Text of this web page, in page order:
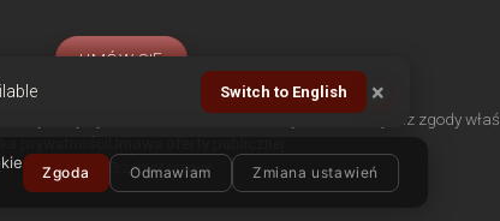
Zgoda Odmawiam Zmiana ustawień
UMÓW SIĘ
Biura międzynarodowe Kontakt
materiałów ze strony internetowej bez zgody
prywatności
support@zahist.lawyer
Switch to English ×